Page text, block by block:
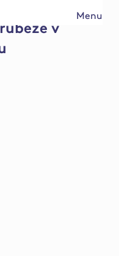
Menu
v